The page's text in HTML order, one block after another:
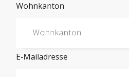
Wohnkanton
E-Mailadresse